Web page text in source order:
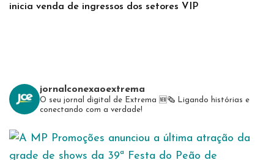
inicia venda de ingressos dos setores VIP
jornalconexaoextrema
O seu jornal digital de Extrema 🆕️🗞 Ligando histórias e
conectando com a verdade!